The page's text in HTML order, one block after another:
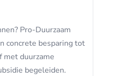
Pro-Duurzaam
concrete besparing tot
met duurzame
begeleiden.